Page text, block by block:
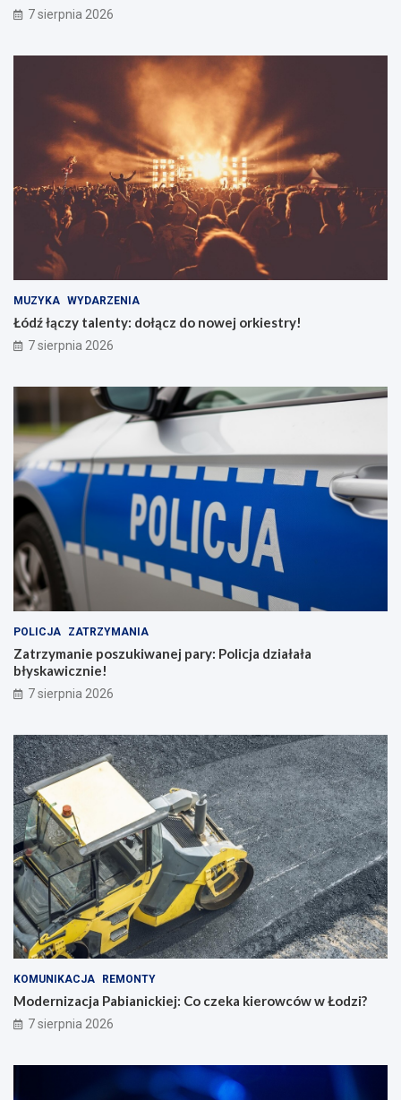
7 sierpnia 2026
MUZYKA WYDARZENIA
Łódź łączy talenty: dołącz do nowej orkiestry!
7 sierpnia 2026
POLICJA ZATRZYMANIA
Zatrzymanie poszukiwanej pary: Policja działała
błyskawicznie!
7 sierpnia 2026
KOMUNIKACJA REMONTY
Modernizacja Pabianickiej: Co czeka kierowców w Łodzi?
7 sierpnia 2026